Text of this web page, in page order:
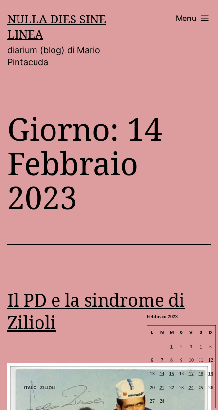
al
contenuto
NULLA DIES SINE
LINEA
diarium (blog) di Mario
Pintacuda
Menu
Giorno: 14
Febbraio
2023
Il PD e la sindrome di
Zilioli
Febbraio 2023
L M M G V S D
1 2 3 4 5
6 7 8 9 10 11 12
13 14 15 16 17 18 19
20 21 22 23 24 25 26
27 28